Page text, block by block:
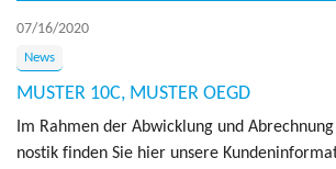
07/16/2020
News
MUSTER 10C, MUSTER OEGD
Im Rah­men der Ab­wick­lung und
nos­tik finden Sie hier un­sere